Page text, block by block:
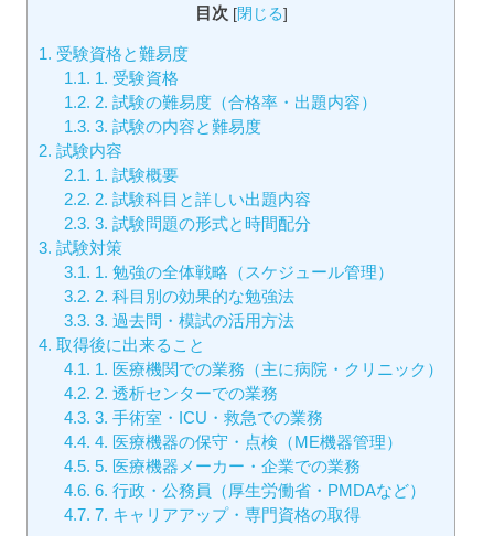
目次 [閉じる]
1. 受験資格と難易度
1.1. 1. 受験資格
1.2. 2. 試験の難易度（合格率・出題内容）
1.3. 3. 試験の内容と難易度
2. 試験内容
2.1. 1. 試験概要
2.2. 2. 試験科目と詳しい出題内容
2.3. 3. 試験問題の形式と時間配分
3. 試験対策
3.1. 1. 勉強の全体戦略（スケジュール管理）
3.2. 2. 科目別の効果的な勉強法
3.3. 3. 過去問・模試の活用方法
4. 取得後に出来ること
4.1. 1. 医療機関での業務（主に病院・クリニック）
4.2. 2. 透析センターでの業務
4.3. 3. 手術室・ICU・救急での業務
4.4. 4. 医療機器の保守・点検（ME機器管理）
4.5. 5. 医療機器メーカー・企業での業務
4.6. 6. 行政・公務員（厚生労働省・PMDAなど）
4.7. 7. キャリアアップ・専門資格の取得